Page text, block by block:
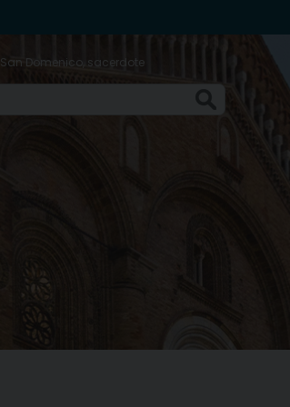
San Domenico, sacerdote